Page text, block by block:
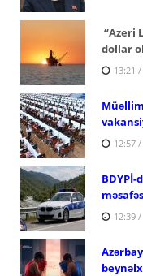
“Azeri
dollar
13:21
12:57
12:39